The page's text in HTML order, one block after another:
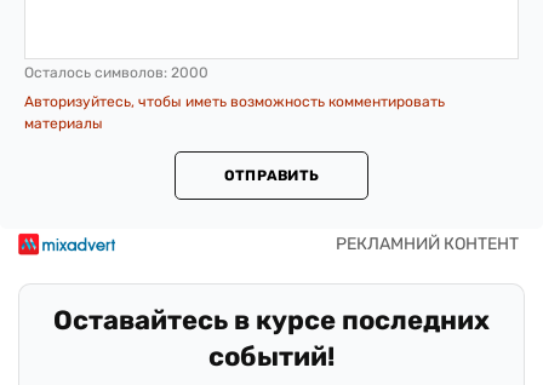
Осталось символов: 2000
Авторизуйтесь, чтобы иметь возможность комментировать
материалы
ОТПРАВИТЬ
Оставайтесь в курсе последних
событий!